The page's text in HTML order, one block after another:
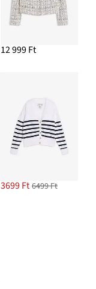
12 999 Ft
3699 Ft 6499 Ft